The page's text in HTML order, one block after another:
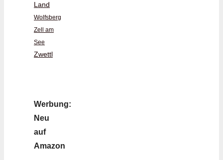
Land
Wolfsberg
Zell am
See
Zwettl
Werbung:
Neu
auf
Amazon